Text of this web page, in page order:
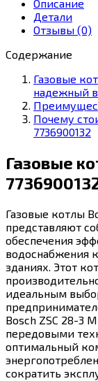
28-
7736900132
Описание
Детали
Отзывы (0)
Содержание
Газовые
надежный
Почему
7736900132
Газовые
Газовые котлы
представляют
обеспечения
водоснабжения
зданиях. Этот
идеальным
Bosch ZSC 28-3
передовыми
оптимальный
сократить